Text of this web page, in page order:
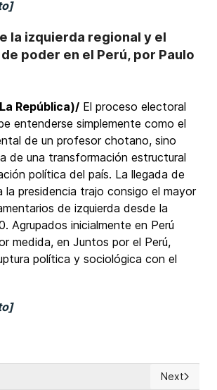
la izquierda regional y el
poder en el Perú, por Paulo
República)/ El proceso electoral
entenderse simplemente como el
de un profesor chotano, sino
de una transformación estructural
política del país. La llegada de
la presidencia trajo consigo el mayor
de izquierda desde la
Agrupados inicialmente en Perú
medida, en Juntos por el Perú,
política y sociológica con el
EUA: Miembros del partido demócrata
Next
Next